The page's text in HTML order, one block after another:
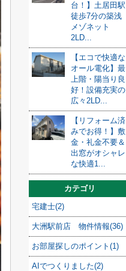
台！】土居田駅
徒歩7分の築浅
メゾネット
2LD...
【エコで快適な
オール電化】最
上階・陽当り良
好！設備充実の
広々2LD...
【リフォーム済
みでお得！】敷
金・礼金不要＆
出窓がオシャレ
な快適1...
カテゴリ
宅建士(2)
大洲駅前店 物件情報(36)
お部屋探しのポイント(1)
AIでつくりました(2)